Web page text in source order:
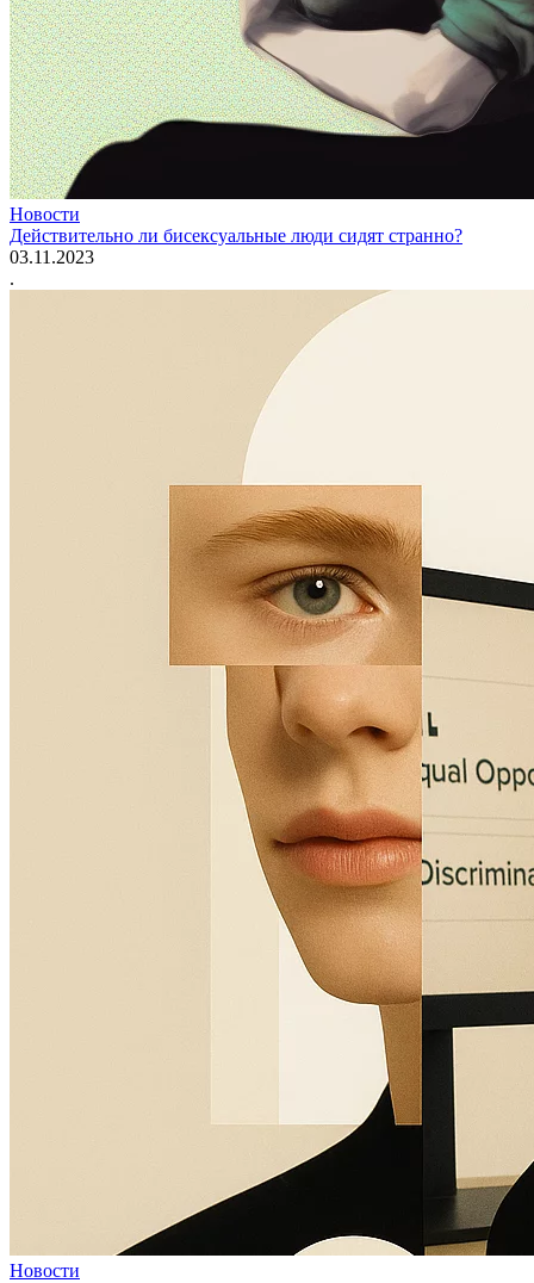
Новости
Действительно ли бисексуальные люди сидят странно?
03.11.2023
.
Новости